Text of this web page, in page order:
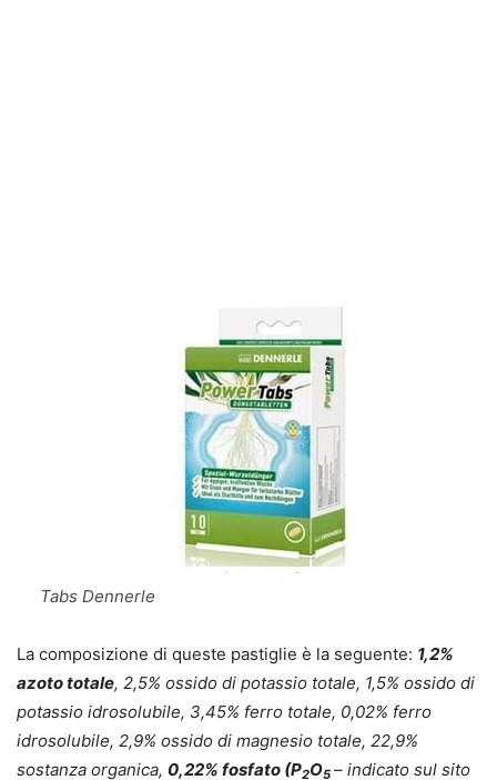
Tabs Dennerle
La composizione di queste pastiglie è la seguente: 1,2%
azoto totale, 2,5% ossido di potassio totale, 1,5% ossido di
potassio idrosolubile, 3,45% ferro totale, 0,02% ferro
idrosolubile, 2,9% ossido di magnesio totale, 22,9%
sostanza organica, 0,22% fosfato (P2O5 – indicato sul sito